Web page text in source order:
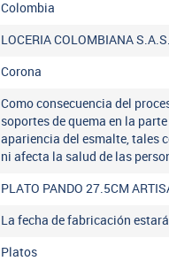
Colombia
LOCERIA COLOMBIANA
Corona
Como consecuencia del
soportes de quema en la
apariencia del esmalte, tales
ni afecta la salud de las
PLATO PANDO 27.5CM
La fecha de fabricación
Platos